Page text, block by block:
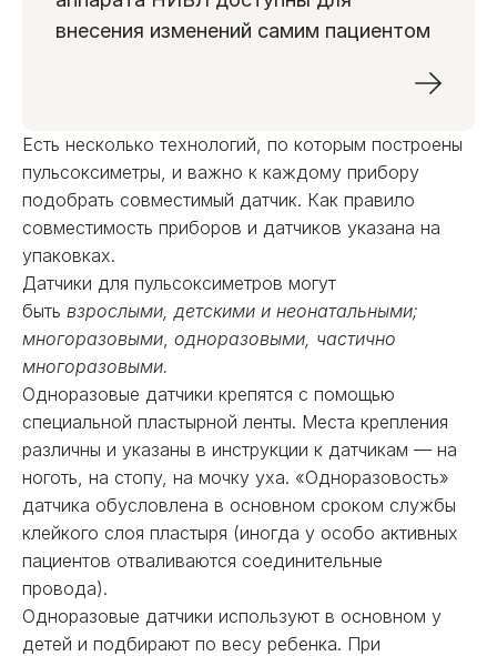
внесения изменений самим пациентом
Есть несколько технологий, по которым построены
пульсоксиметры, и важно к каждому прибору
подобрать совместимый датчик. Как правило
совместимость приборов и датчиков указана на
упаковках.
Датчики для пульсоксиметров могут
быть взрослыми, детскими и неонатальными;
многоразовыми, одноразовыми, частично
многоразовыми.
Одноразовые датчики крепятся с помощью
специальной пластырной ленты. Места крепления
различны и указаны в инструкции к датчикам — на
ноготь, на стопу, на мочку уха. «Одноразовость»
датчика обусловлена в основном сроком службы
клейкого слоя пластыря (иногда у особо активных
пациентов отваливаются соединительные
провода).
Одноразовые датчики используют в основном у
детей и подбирают по весу ребенка. При